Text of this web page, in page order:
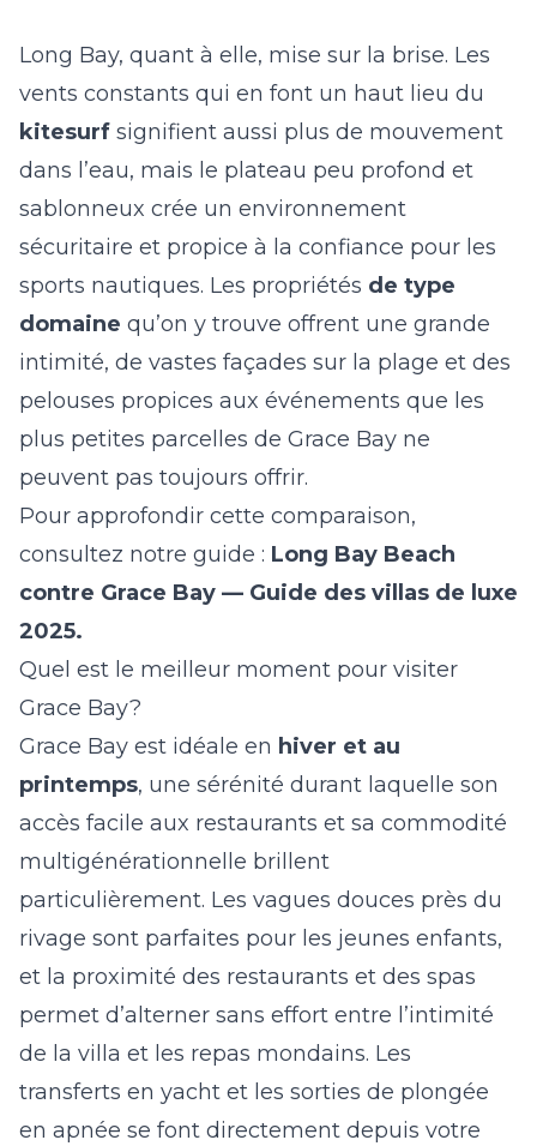
Long Bay, quant à elle, mise sur la brise. Les
vents constants qui en font un haut lieu du
kitesurf signifient aussi plus de mouvement
dans l’eau, mais le plateau peu profond et
sablonneux crée un environnement
sécuritaire et propice à la confiance pour les
sports nautiques. Les propriétés de type
domaine qu’on y trouve offrent une grande
intimité, de vastes façades sur la plage et des
pelouses propices aux événements que les
plus petites parcelles de Grace Bay ne
peuvent pas toujours offrir.
Pour approfondir cette comparaison,
consultez notre guide : Long Bay Beach
contre Grace Bay — Guide des villas de luxe
2025.
Quel est le meilleur moment pour visiter
Grace Bay?
Grace Bay est idéale en hiver et au
printemps, une sérénité durant laquelle son
accès facile aux restaurants et sa commodité
multigénérationnelle brillent
particulièrement. Les vagues douces près du
rivage sont parfaites pour les jeunes enfants,
et la proximité des restaurants et des spas
permet d’alterner sans effort entre l’intimité
de la villa et les repas mondains. Les
transferts en yacht et les sorties de plongée
en apnée se font directement depuis votre